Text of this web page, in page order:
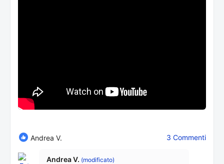
Andrea V. 3 Commenti
Andrea V. (modificato)